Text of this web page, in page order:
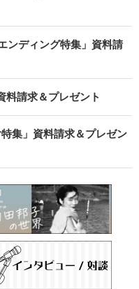
ンディング特集」資料請
料請求＆プレゼント
集」資料請求＆プレゼン